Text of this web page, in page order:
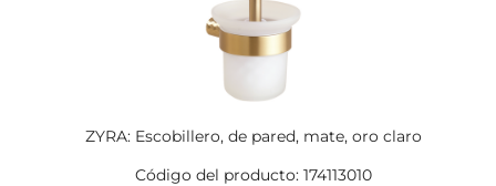
ZYRA: Escobillero, de pared, mate, oro claro
Código del producto: 174113010